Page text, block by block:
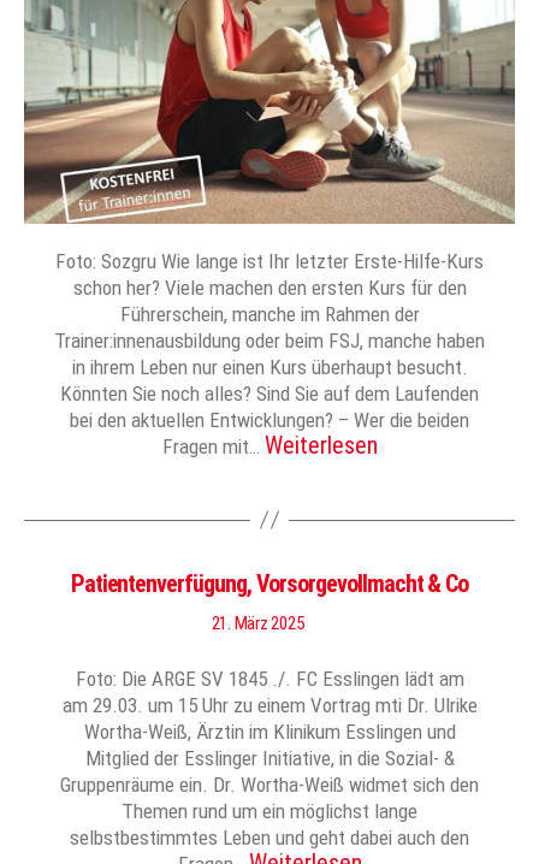
Foto: Sozgru Wie lange ist Ihr letzter Erste-Hilfe-Kurs
schon her? Viele machen den ersten Kurs für den
Führerschein, manche im Rahmen der
Trainer:innenausbildung oder beim FSJ, manche haben
in ihrem Leben nur einen Kurs überhaupt besucht.
Könnten Sie noch alles? Sind Sie auf dem Laufenden
bei den aktuellen Entwicklungen? – Wer die beiden
Fragen mit… Weiterlesen
Patientenverfügung, Vorsorgevollmacht & Co
21. März 2025
Foto: Die ARGE SV 1845 ./. FC Esslingen lädt am
am 29.03. um 15 Uhr zu einem Vortrag mti Dr. Ulrike
Wortha-Weiß, Ärztin im Klinikum Esslingen und
Mitglied der Esslinger Initiative, in die Sozial- &
Gruppenräume ein. Dr. Wortha-Weiß widmet sich den
Themen rund um ein möglichst lange
selbstbestimmtes Leben und geht dabei auch den